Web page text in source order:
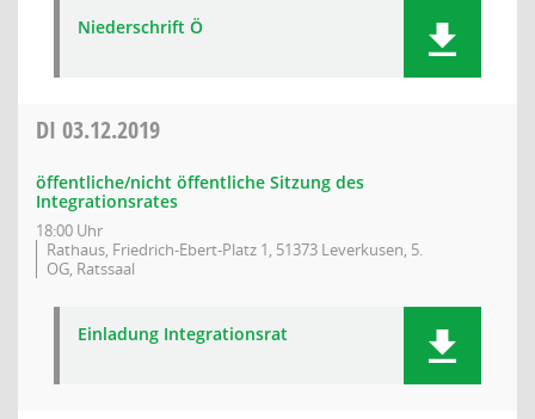
Niederschrift Ö
DI 03.12.2019
öffentliche/nicht öffentliche Sitzung des
Integrationsrates
18:00 Uhr
Rathaus, Friedrich-Ebert-Platz 1, 51373 Leverkusen, 5.
OG, Ratssaal
Einladung Integrationsrat